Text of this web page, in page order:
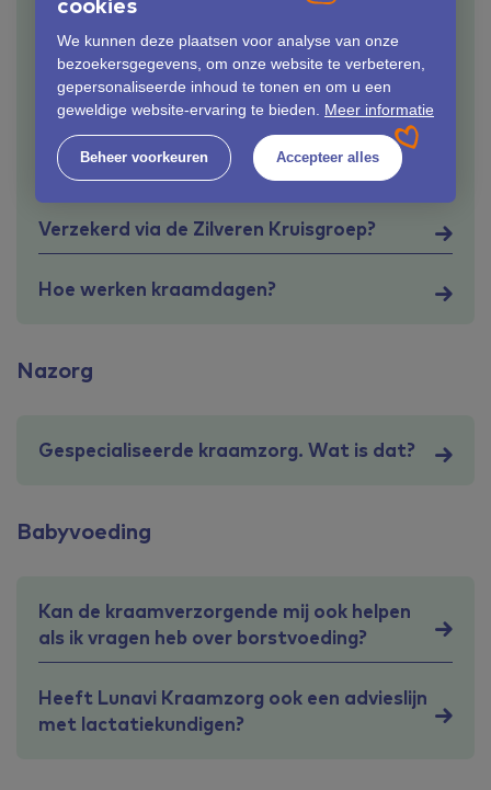
We kunnen deze plaatsen voor analyse van onze
bezoekersgegevens, om onze website te verbeteren,
gepersonaliseerde inhoud te tonen en om u een
geweldige website-ervaring te bieden. Meer informatie
Beheer voorkeuren Accepteer alles
Wat kost kraamzorg?
Wat zijn de taken van de
kraamverzorgende?
Verzekerd via de Zilveren Kruisgroep?
Hoe werken kraamdagen?
Nazorg
Gespecialiseerde kraamzorg. Wat is dat?
Babyvoeding
Kan de kraamverzorgende mij ook helpen
als ik vragen heb over borstvoeding?
Heeft Lunavi Kraamzorg ook een advieslijn
met lactatiekundigen?